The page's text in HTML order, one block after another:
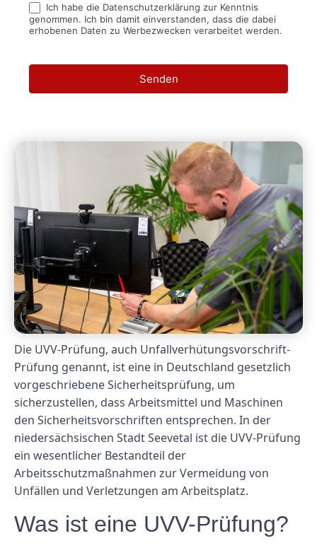
Ich habe die Datenschutzerklärung zur Kenntnis
genommen. Ich bin damit einverstanden, dass die dabei
erhobenen Daten zu Werbezwecken verarbeitet werden.
Senden
Die UVV-Prüfung, auch Unfallverhütungsvorschrift-
Prüfung genannt, ist eine in Deutschland gesetzlich
vorgeschriebene Sicherheitsprüfung, um
sicherzustellen, dass Arbeitsmittel und Maschinen
den Sicherheitsvorschriften entsprechen. In der
niedersächsischen Stadt Seevetal ist die UVV-Prüfung
ein wesentlicher Bestandteil der
Arbeitsschutzmaßnahmen zur Vermeidung von
Unfällen und Verletzungen am Arbeitsplatz.
Was ist eine UVV-Prüfung?